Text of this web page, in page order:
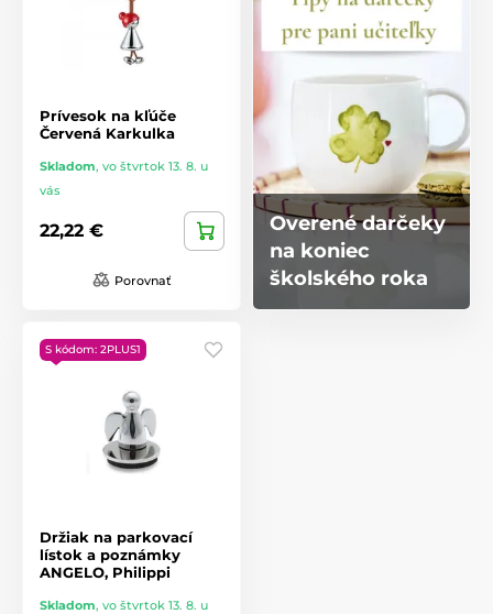
Prívesok na kľúče
Červená Karkulka
Skladom, vo štvrtok 13. 8. u
vás
22,22 €
Porovnať
Overené darčeky
na koniec
školského roka
S kódom: 2PLUS1
Držiak na parkovací
lístok a poznámky
ANGELO, Philippi
Skladom, vo štvrtok 13. 8. u